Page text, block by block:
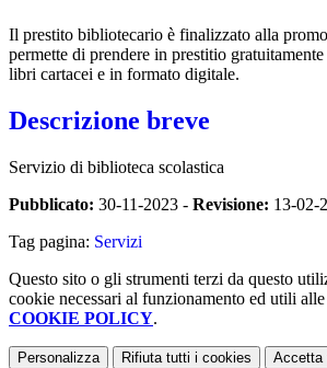
Il prestito bibliotecario è finalizzato alla
permette di prendere in prestitio
libri cartacei e in formato digitale.
Descrizione breve
Servizio di biblioteca scolastica
Pubblicato: 30-11-2023 - Revisione: 13-02-
Tag pagina: Servizi
Questo sito o gli strumenti terzi da questo
cookie necessari al funzionamento ed utili
COOKIE POLICY.
Personalizza Rifiuta tutti i cookies Accetta